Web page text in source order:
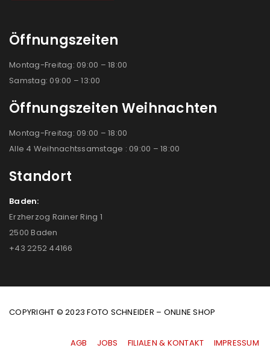
Öffnungszeiten
Montag-Freitag: 09:00 – 18:00
Samstag: 09:00 – 13:00
Öffnungszeiten Weihnachten
Montag-Freitag: 09:00 – 18:00
Alle 4 Weihnachtssamstage : 09:00 – 18:00
Standort
Baden:
Erzherzog Rainer Ring 1
2500 Baden
+43 2252 44166
COPYRIGHT © 2023 FOTO SCHNEIDER – ONLINE SHOP
AGB JOBS FILIALEN & KONTAKT IMPRESSUM